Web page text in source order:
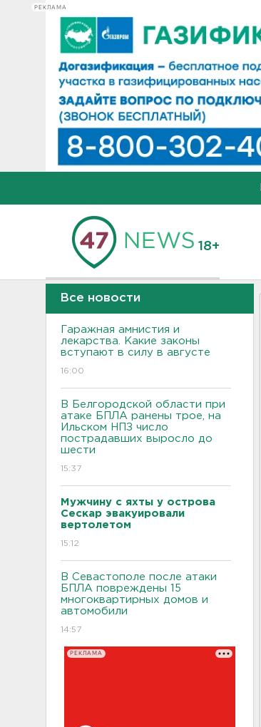
РЕКЛАМА
18+
Все новости
Гаражная амнистия и
лекарства. Какие законы
вступают в силу в августе
16:00
В Белгородской области при
атаке БПЛА ранены трое, на
Ильском НПЗ число
пострадавших выросло до
шести
15:37
Мужчину с яхты у острова
Сескар эвакуировали
вертолетом
15:12
В Севастополе после атаки
БПЛА повреждены 15
многоквартирных домов и
автомобили
14:57
РЕКЛАМА